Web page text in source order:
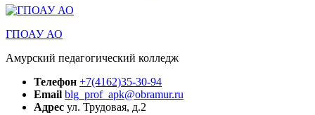
ГПОАУ АО
Амурский педагогический колледж
Телефон +7(4162)35-30-94
Email blg_prof_apk@obramur.ru
Адрес ул. Трудовая, д.2